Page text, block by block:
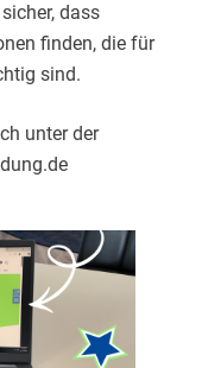
dass
finden, die für
sind.
unter der